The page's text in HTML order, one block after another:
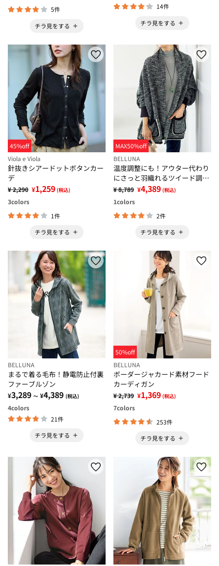
5件
チラ見をする
14件
チラ見をする
45%off
Viola e Viola
針抜きシアードットボタンカー
デ
¥ 2,290 ¥1,259 (税込)
3colors
1件
チラ見をする
MAX50%off
BELLUNA
温度調整にも！アウター代わり
にさっと羽織れるツイード調カ
ーディガン
¥ 8,789 ¥4,389 (税込)
1colors
2件
チラ見をする
BELLUNA
まるで着る毛布！静電防止付裏
ファーブルゾン
¥3,289 ～ ¥4,389 (税込)
4colors
21件
チラ見をする
50%off
BELLUNA
ボーダージャカード素材フード
カーディガン
¥ 2,739 ¥1,369 (税込)
7colors
253件
チラ見をする